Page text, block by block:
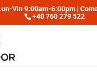
Vin 9:00am-6:00pm |
+40 760 279 522